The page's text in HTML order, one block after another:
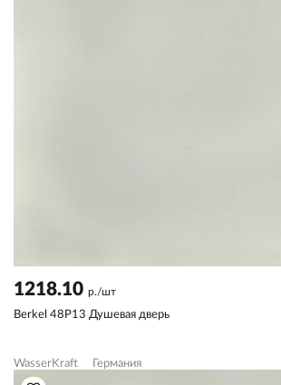
1218.10 р./шт
Berkel 48P13 Душевая дверь
WasserKraft Германия